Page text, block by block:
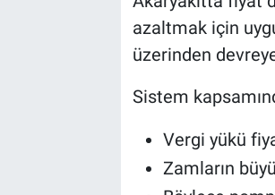
azaltmak için
üzerinden
Sistem
Vergi yükü
Zamların